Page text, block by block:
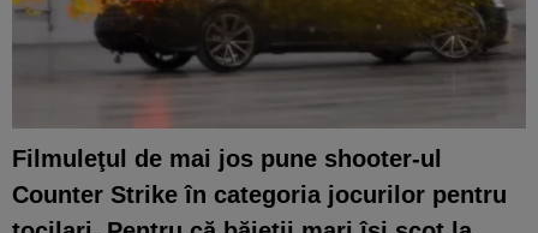
Filmuleţul de mai jos pune shooter-ul
Counter Strike în categoria jocurilor pentru